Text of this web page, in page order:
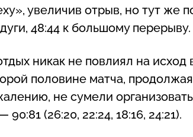
увеличив отрыв, но тут же
48:44 к большому перерыву.
никак не повлиял на
половине матча,
не сумели
90:81 (26:20, 22:24, 18:16, 24:21).